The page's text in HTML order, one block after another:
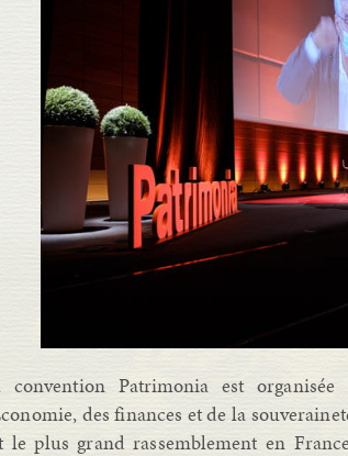
convention Patrimonia est
des finances et de la
le plus grand rassemblement en